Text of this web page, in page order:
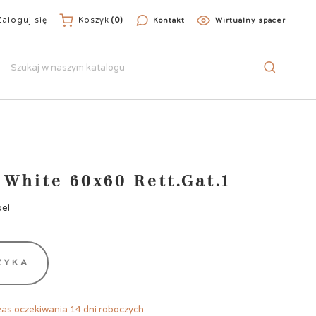
się Koszyk (0) Kontakt Wirtualny spacer
60x60 Rett.Gat.1
oczekiwania 14 dni roboczych